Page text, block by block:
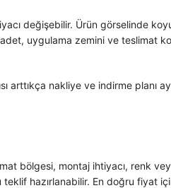
değişebilir. Ürün görselinde
uygulama zemini ve teslimat
arttıkça nakliye ve indirme planı
bölgesi, montaj ihtiyacı, renk
hazırlanabilir. En doğru fiyat